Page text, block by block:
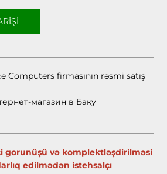
Computers firmasının rəsmi satış
магазин в Баку
gorunüşü və komplektləşdirilməsi
edilmədən istehsalçı